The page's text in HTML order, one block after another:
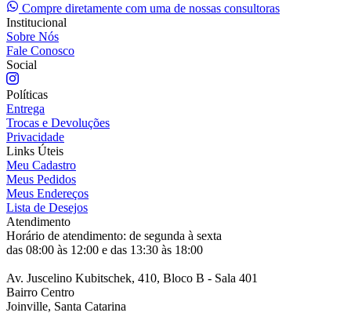
Compre diretamente com uma de nossas consultoras
Institucional
Sobre Nós
Fale Conosco
Social
Políticas
Entrega
Trocas e Devoluções
Privacidade
Links Úteis
Meu Cadastro
Meus Pedidos
Meus Endereços
Lista de Desejos
Atendimento
Horário de atendimento: de segunda à sexta
das 08:00 às 12:00 e das 13:30 às 18:00
Av. Juscelino Kubitschek, 410, Bloco B - Sala 401
Bairro Centro
Joinville, Santa Catarina